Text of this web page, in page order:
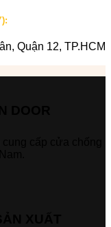
Quận 12, TP.HCM